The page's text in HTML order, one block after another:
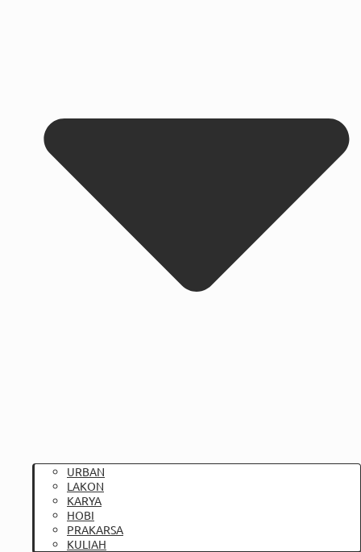
URBAN
LAKON
KARYA
HOBI
PRAKARSA
KULIAH